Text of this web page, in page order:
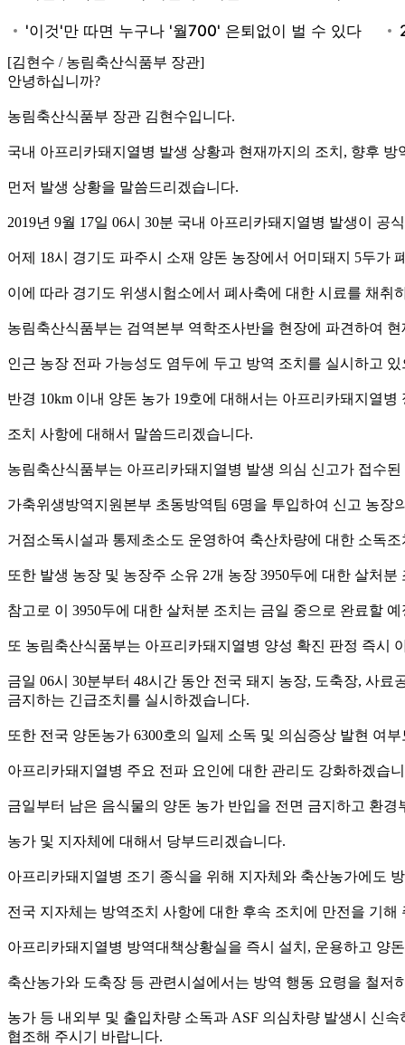
[김현수 / 농림축산식품부 장관]
안녕하십니까?
농림축산식품부 장관 김현수입니다.
국내 아프리카돼지열병 발생 상황과 현재까지의 조치, 향후
먼저 발생 상황을 말씀드리겠습니다.
2019년 9월 17일 06시 30분 국내 아프리카돼지열병 발생이 공
어제 18시 경기도 파주시 소재 양돈 농장에서 어미돼지 5두가
이에 따라 경기도 위생시험소에서 폐사축에 대한 시료를 채
농림축산식품부는 검역본부 역학조사반을 현장에 파견하여
인근 농장 전파 가능성도 염두에 두고 방역 조치를 실시하고
반경 10km 이내 양돈 농가 19호에 대해서는 아프리카돼지열
조치 사항에 대해서 말씀드리겠습니다.
농림축산식품부는 아프리카돼지열병 발생 의심 신고가 접수
가축위생방역지원본부 초동방역팀 6명을 투입하여 신고 농
거점소독시설과 통제초소도 운영하여 축산차량에 대한 소독
또한 발생 농장 및 농장주 소유 2개 농장 3950두에 대한 살처
참고로 이 3950두에 대한 살처분 조치는 금일 중으로 완료할
또 농림축산식품부는 아프리카돼지열병 양성 확진 판정 즉시
금일 06시 30분부터 48시간 동안 전국 돼지 농장, 도축장, 사
금지하는 긴급조치를 실시하겠습니다.
또한 전국 양돈농가 6300호의 일제 소독 및 의심증상 발현 여
아프리카돼지열병 주요 전파 요인에 대한 관리도 강화하겠습
금일부터 남은 음식물의 양돈 농가 반입을 전면 금지하고 환
농가 및 지자체에 대해서 당부드리겠습니다.
아프리카돼지열병 조기 종식을 위해 지자체와 축산농가에도
전국 지자체는 방역조치 사항에 대한 후속 조치에 만전을 기해
아프리카돼지열병 방역대책상황실을 즉시 설치, 운용하고 양
축산농가와 도축장 등 관련시설에서는 방역 행동 요령을 철저
농가 등 내외부 및 출입차량 소독과 ASF 의심차량 발생시 신
협조해 주시기 바랍니다.